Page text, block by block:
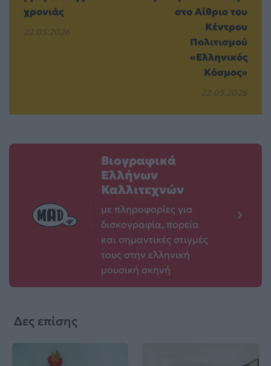
χρονιάς
22.05.2026
στο Αίθριο του
Κέντρου
Πολιτισμού
«Ελληνικός
Κόσμος»
22.05.2026
Βιογραφικά
Ελλήνων
Καλλιτεχνών
με πληροφορίες για
δισκογραφία, πορεία
και σημαντικές στιγμές
τους στην ελληνική
μουσική σκηνή
Δες επίσης